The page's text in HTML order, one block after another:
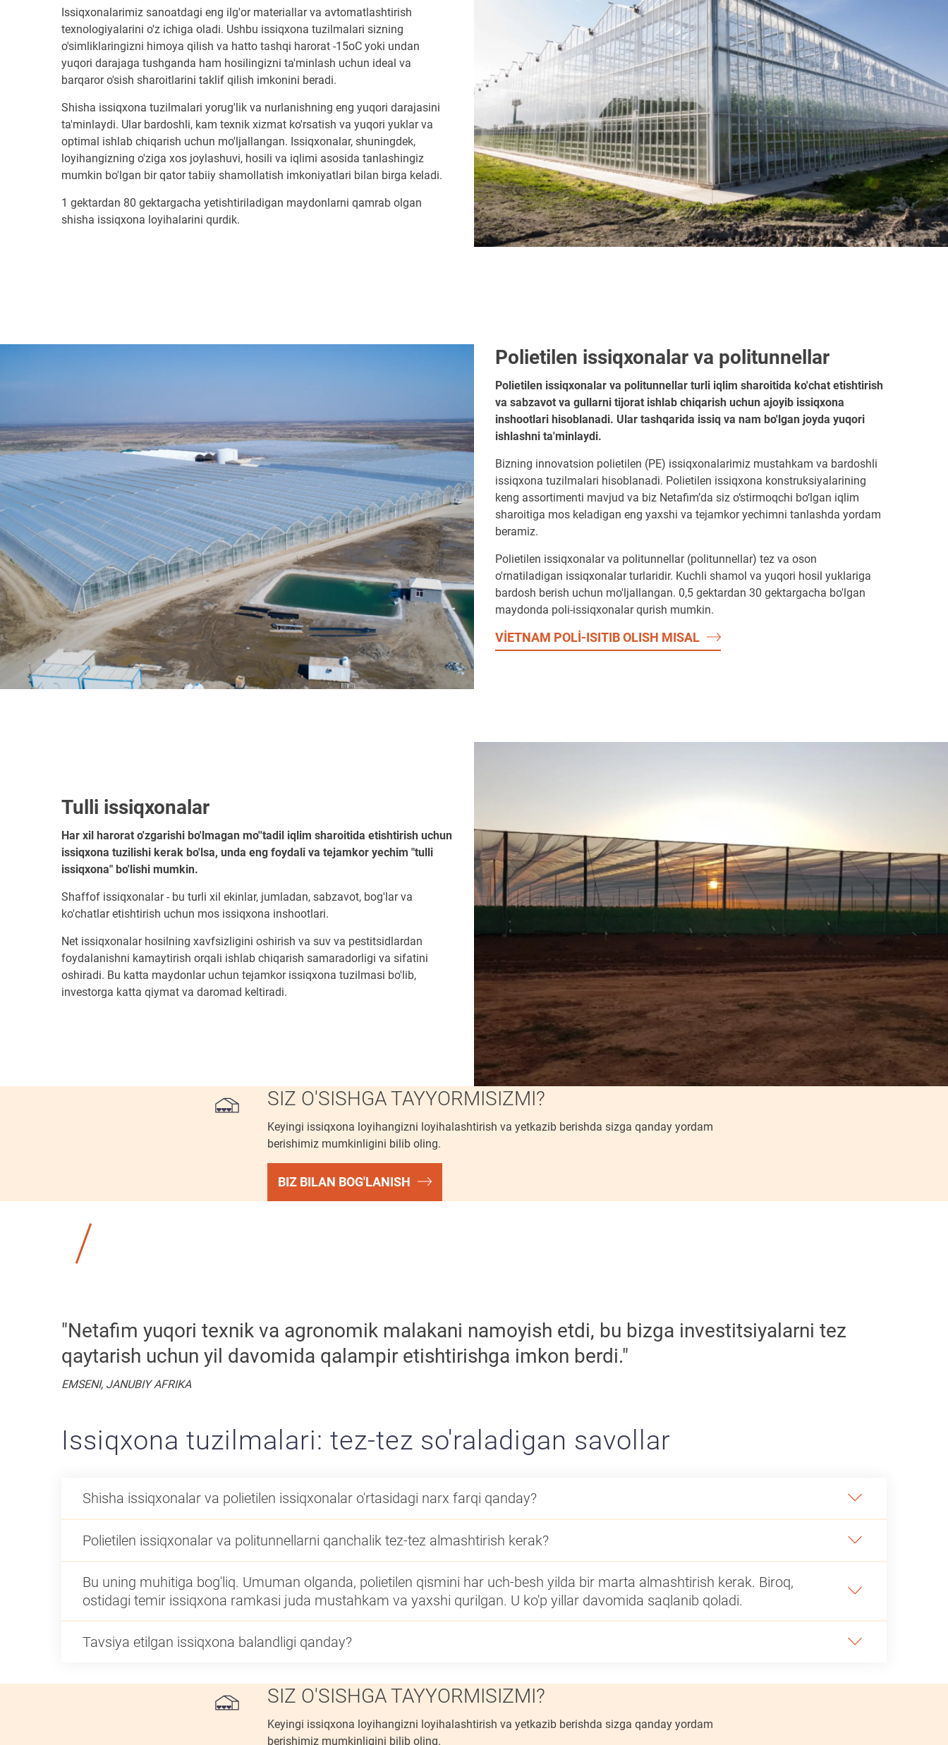
Issiqxonalarimiz sanoatdagi eng ilg'or materiallar va avtomatlashtirish
texnologiyalarini o'z ichiga oladi. Ushbu issiqxona tuzilmalari sizning
o'simliklaringizni himoya qilish va hatto tashqi harorat -15oC yoki undan
yuqori darajaga tushganda ham hosilingizni ta'minlash uchun ideal va
barqaror o'sish sharoitlarini taklif qilish imkonini beradi.
Shisha issiqxona tuzilmalari yorug'lik va nurlanishning eng yuqori darajasini
ta'minlaydi. Ular bardoshli, kam texnik xizmat ko'rsatish va yuqori yuklar va
optimal ishlab chiqarish uchun mo'ljallangan. Issiqxonalar, shuningdek,
loyihangizning o'ziga xos joylashuvi, hosili va iqlimi asosida tanlashingiz
mumkin bo'lgan bir qator tabiiy shamollatish imkoniyatlari bilan birga keladi.
1 gektardan 80 gektargacha yetishtiriladigan maydonlarni qamrab olgan
shisha issiqxona loyihalarini qurdik.
Polietilen issiqxonalar va politunnellar
Polietilen issiqxonalar va politunnellar turli iqlim sharoitida ko'chat etishtirish
va sabzavot va gullarni tijorat ishlab chiqarish uchun ajoyib issiqxona
inshootlari hisoblanadi. Ular tashqarida issiq va nam bo'lgan joyda yuqori
ishlashni ta'minlaydi.
Bizning innovatsion polietilen (PE) issiqxonalarimiz mustahkam va bardoshli
issiqxona tuzilmalari hisoblanadi. Polietilen issiqxona konstruksiyalarining
keng assortimenti mavjud va biz Netafim’da siz o‘stirmoqchi bo‘lgan iqlim
sharoitiga mos keladigan eng yaxshi va tejamkor yechimni tanlashda yordam
beramiz.
Polietilen issiqxonalar va politunnellar (politunnellar) tez va oson
o'rnatiladigan issiqxonalar turlaridir. Kuchli shamol va yuqori hosil yuklariga
bardosh berish uchun mo'ljallangan. 0,5 gektardan 30 gektargacha bo'lgan
maydonda poli-issiqxonalar qurish mumkin.
VİETNAM POLİ-ISITIB OLISH MISAL
Tulli issiqxonalar
Har xil harorat o'zgarishi bo'lmagan mo''tadil iqlim sharoitida etishtirish uchun
issiqxona tuzilishi kerak bo'lsa, unda eng foydali va tejamkor yechim "tulli
issiqxona" bo'lishi mumkin.
Shaffof issiqxonalar - bu turli xil ekinlar, jumladan, sabzavot, bog'lar va
ko'chatlar etishtirish uchun mos issiqxona inshootlari.
Net issiqxonalar hosilning xavfsizligini oshirish va suv va pestitsidlardan
foydalanishni kamaytirish orqali ishlab chiqarish samaradorligi va sifatini
oshiradi. Bu katta maydonlar uchun tejamkor issiqxona tuzilmasi bo'lib,
investorga katta qiymat va daromad keltiradi.
SIZ O'SISHGA TAYYORMISIZMI?
Keyingi issiqxona loyihangizni loyihalashtirish va yetkazib berishda sizga qanday yordam
berishimiz mumkinligini bilib oling.
BIZ BILAN BOG'LANISH
"Netafim yuqori texnik va agronomik malakani namoyish etdi, bu bizga investitsiyalarni tez
qaytarish uchun yil davomida qalampir etishtirishga imkon berdi."
EMSENI, JANUBIY AFRIKA
Issiqxona tuzilmalari: tez-tez so'raladigan savollar
Shisha issiqxonalar va polietilen issiqxonalar o'rtasidagi narx farqi qanday?
Polietilen issiqxonalar va politunnellarni qanchalik tez-tez almashtirish kerak?
Bu uning muhitiga bog'liq. Umuman olganda, polietilen qismini har uch-besh yilda bir marta almashtirish kerak. Biroq,
ostidagi temir issiqxona ramkasi juda mustahkam va yaxshi qurilgan. U ko'p yillar davomida saqlanib qoladi.
Tavsiya etilgan issiqxona balandligi qanday?
SIZ O'SISHGA TAYYORMISIZMI?
Keyingi issiqxona loyihangizni loyihalashtirish va yetkazib berishda sizga qanday yordam
berishimiz mumkinligini bilib oling.